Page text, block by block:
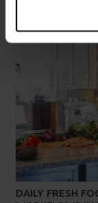
DAILY FRESH